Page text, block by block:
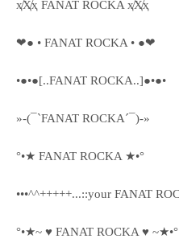
ҳ̸Ҳ̸ҳ FANAT ROCKA ҳ̸Ҳ̸ҳ
❤● • FANAT ROCKA • ●❤
•●•●[..FANAT ROCKA..]●•●•
»-(¯`FANAT ROCKA´¯)-»
°•★ FANAT ROCKA ★•°
•••^^+++++...::your FANAT
°•★~ ♥ FANAT ROCKA ♥ ~★•°